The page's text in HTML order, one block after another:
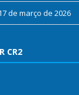
de março de 2026
CR2